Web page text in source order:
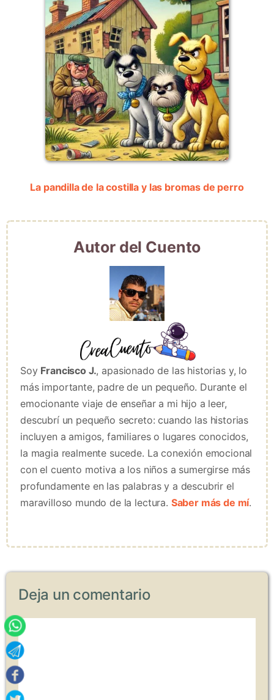
La pandilla de la costilla y las bromas de perro
Autor del Cuento
Soy Francisco J., apasionado de las historias y, lo
más importante, padre de un pequeño. Durante el
emocionante viaje de enseñar a mi hijo a leer,
descubrí un pequeño secreto: cuando las historias
incluyen a amigos, familiares o lugares conocidos,
la magia realmente sucede. La conexión emocional
con el cuento motiva a los niños a sumergirse más
profundamente en las palabras y a descubrir el
maravilloso mundo de la lectura. Saber más de mí.
Deja un comentario
Comentario